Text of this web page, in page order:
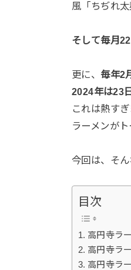
風「ちぢれ
そして毎月
更に、 毎年2
2024年は23
これは熱すぎ
ラーメンが
今回は、そ
目次
高円寺ラ
高円寺ラ
高円寺ラ